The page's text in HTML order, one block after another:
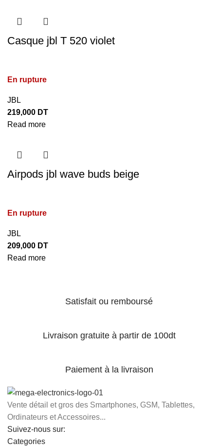
Casque jbl T 520 violet
En rupture
JBL
219,000 DT
Read more
Airpods jbl wave buds beige
En rupture
JBL
209,000 DT
Read more
Satisfait ou remboursé
Livraison gratuite à partir de 100dt
Paiement à la livraison
Vente détail et gros des Smartphones, GSM, Tablettes,
Ordinateurs et Accessoires...
Suivez-nous sur:
Categories